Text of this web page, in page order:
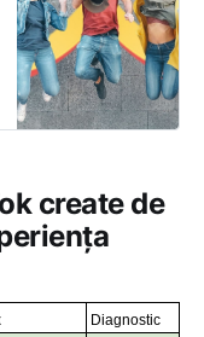
create de
Diagnostic